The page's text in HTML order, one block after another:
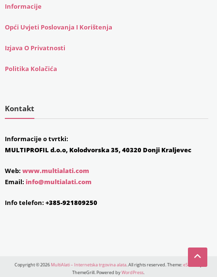
Informacije
Opći Uvjeti Poslovanja I Korištenja
Izjava O Privatnosti
Politika Kolačića
Kontakt
Informacije o tvrtki:
MULTIPROFIL d.o.o, Kolodvorska 35, 40320 Donji Kraljevec
Web: www.multialati.com
Email: info@multialati.com
Info telefon: +385-921809250
Copyright © 2026 MultiAlati – Internetska trgovina alata. All rights reserved. Theme:eStore
ThemeGrill. Powered byWordPress.